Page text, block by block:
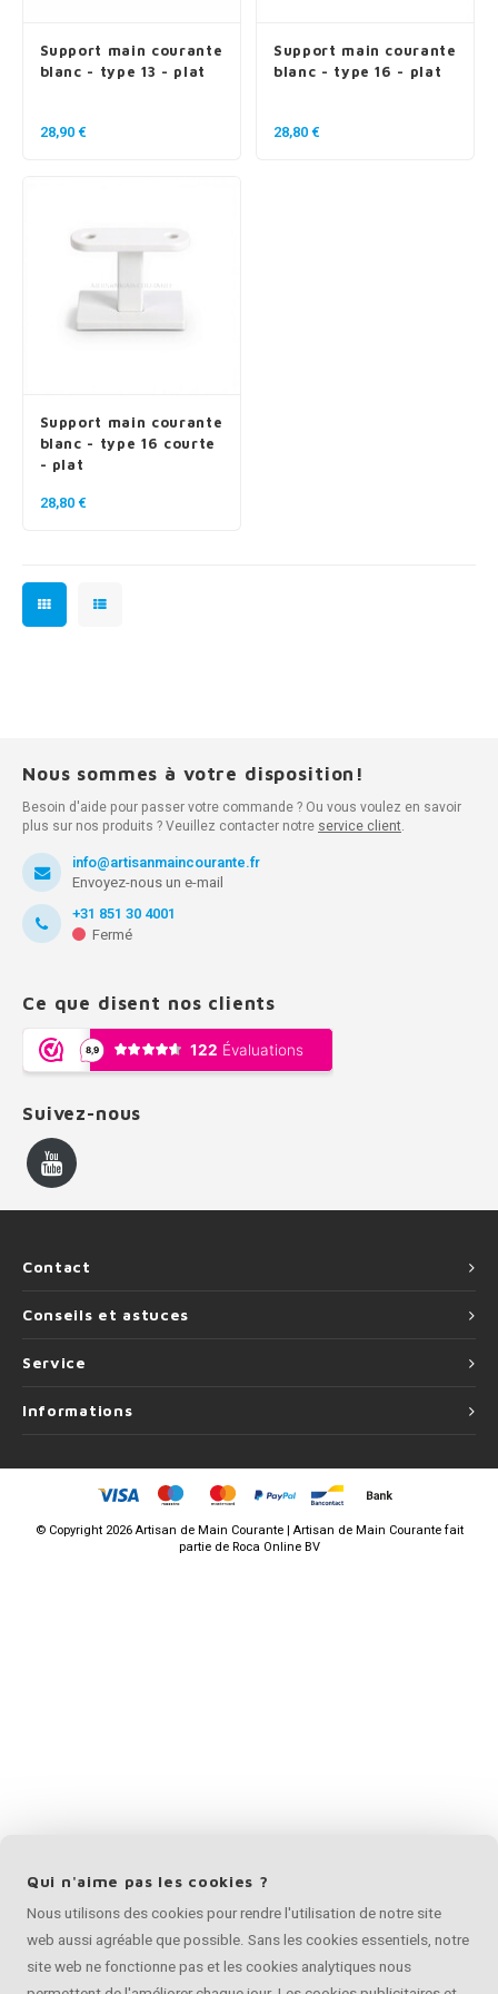
Support main courante
blanc - type 13 - plat
28,90 €
Support main courante
blanc - type 16 - plat
28,80 €
Support main courante
blanc - type 16 courte
- plat
28,80 €
Nous sommes à votre disposition!
Besoin d'aide pour passer votre commande ? Ou vous voulez en savoir
plus sur nos produits ? Veuillez contacter notre service client.
info@artisanmaincourante.fr
Envoyez-nous un e-mail
+31 851 30 4001
Fermé
Ce que disent nos clients
Suivez-nous
Contact
Conseils et astuces
Service
Informations
© Copyright2026 Artisan de Main Courante | Artisan de Main Courante fait
partie deRoca Online BV
Qui n'aime pas les cookies ?
Nous utilisons des cookies pour rendre l'utilisation de notre site
web aussi agréable que possible. Sans les cookies essentiels, notre
site web ne fonctionne pas et les cookies analytiques nous